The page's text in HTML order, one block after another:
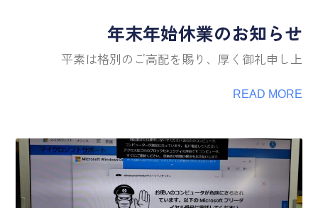
年末年始休業のお知らせ
平素は格別のご高配を賜り、厚く御礼申し上
READ MORE